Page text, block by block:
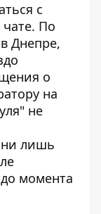
с
По
Днепре,
о
на
не
лишь
момента